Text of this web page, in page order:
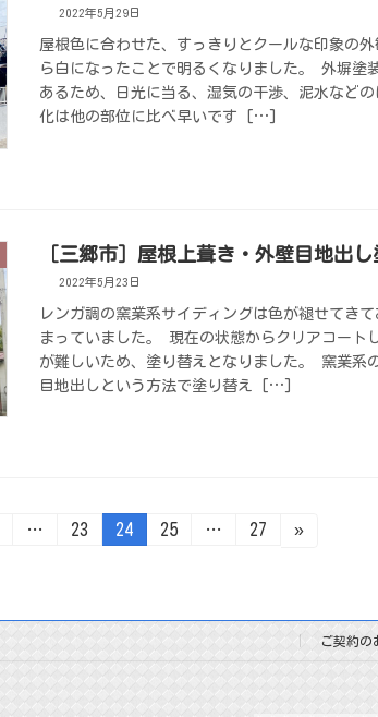
2022年5月29日
屋根色に合わせた、すっきりとクールな印象の
ら白になったことで明るくなりました。 外塀塗
あるため、日光に当る、湿気の干渉、泥水など
化は他の部位に比べ早いです […]
［三郷市］屋根上葺き・外壁目地出
2022年5月23日
レンガ調の窯業系サイディングは色が褪せてき
まっていました。 現在の状態からクリアコート
が難しいため、塗り替えとなりました。 窯業系
目地出しという方法で塗り替え […]
…
固
23
固
定
24
固
25 …
固
27 »
ご契約の